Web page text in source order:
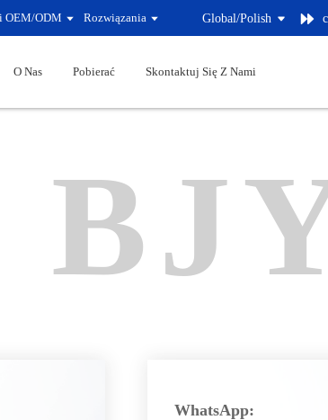
OEM/ODM Rozwiązania Global/Polish
O Nas Pobierać Skontaktuj Się Z Nami
WhatsApp: